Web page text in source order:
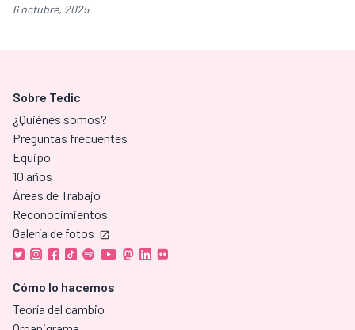
6 octubre, 2025
Sobre Tedic
¿Quiénes somos?
Preguntas frecuentes
Equipo
10 años
Áreas de Trabajo
Reconocimientos
Galería de fotos
Cómo lo hacemos
Teoría del cambio